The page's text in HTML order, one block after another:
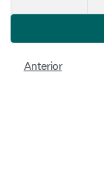
Anterior